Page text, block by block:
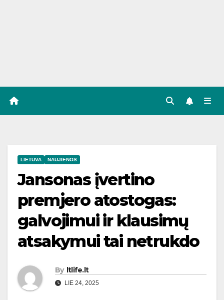
LIETUVA NAUJIENOS
Jansonas įvertino
premjero atostogas:
galvojimui ir klausimų
atsakymui tai netrukdo
By ltlife.lt
LIE 24, 2025